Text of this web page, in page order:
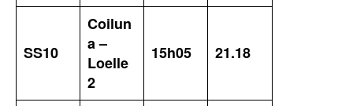
SS10
Coilun
a –
Loelle
2
15h05 21.18